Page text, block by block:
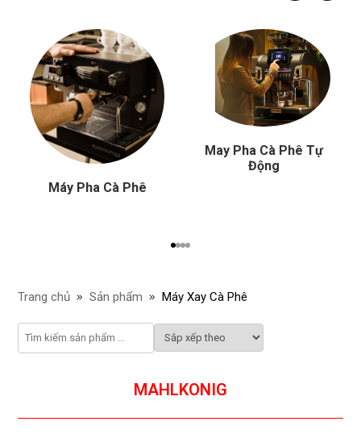
Máy Pha Cà Phê
May Pha Cà Phê Tự
Động
Trang chủ Sản phẩm Máy Xay Cà Phê
MAHLKONIG